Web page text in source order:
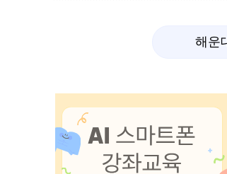
해운